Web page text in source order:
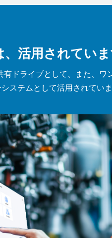
活用されてい
ドライブとして、また、ワ
テムとして活用されていま